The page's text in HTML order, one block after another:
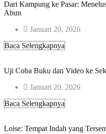
Dari Kampung ke Pasar:
Abun
Januari 20, 2026
Baca Selengkapnya
Uji Coba Buku dan Video ke
Januari 20, 2026
Baca Selengkapnya
Loise: Tempat Indah yang